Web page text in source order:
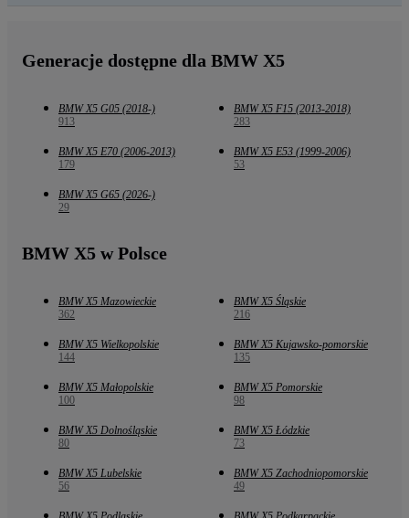
Generacje dostępne dla BMW X5
BMW X5 G05 (2018-)
913
BMW X5 F15 (2013-2018)
283
BMW X5 E70 (2006-2013)
179
BMW X5 E53 (1999-2006)
53
BMW X5 G65 (2026-)
29
BMW X5 w Polsce
BMW X5 Mazowieckie
362
BMW X5 Śląskie
216
BMW X5 Wielkopolskie
144
BMW X5 Kujawsko-pomorskie
135
BMW X5 Małopolskie
100
BMW X5 Pomorskie
98
BMW X5 Dolnośląskie
80
BMW X5 Łódzkie
73
BMW X5 Lubelskie
56
BMW X5 Zachodniopomorskie
49